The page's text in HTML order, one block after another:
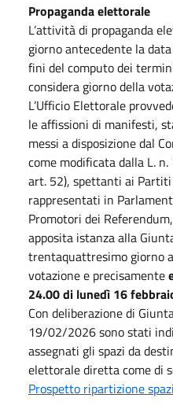
Propaganda elettorale
L’attività di propaganda
giorno antecedente la
fini del computo dei
considera giorno della
L’Ufficio Elettorale
le affissioni di manifesti,
messi a disposizione dal
come modificata dalla L.
art. 52), spettanti ai
rappresentati in
Promotori dei
apposita istanza alla
trentaquattresimo giorno
votazione e precisamente
24.00 di lunedì 16
Con deliberazione di
19/02/2026 sono stati
assegnati gli spazi da
elettorale diretta come di
Prospetto ripartizione